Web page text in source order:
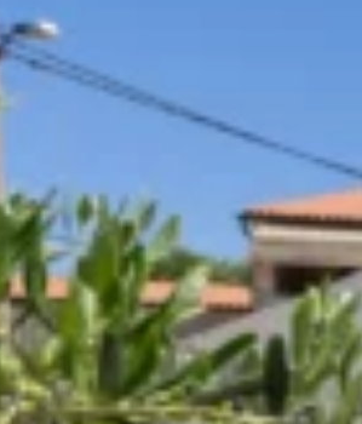
l’alloggio prenotato
dalle ore 16:00 e l’orario
è tra le ore 16:00 e
anticipato è possibile
sia pronto per il ritiro. Se
arrivo dovesse
vi preghiamo di
di Istra-holidayo il
al numero di telefono che
di viaggio e alla